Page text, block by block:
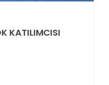
KATILIMCISI